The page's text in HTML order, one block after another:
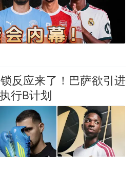
反应来了！巴萨欲引进
行B计划